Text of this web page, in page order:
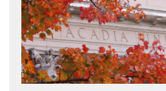
khuôn viên trường.Xem thêm